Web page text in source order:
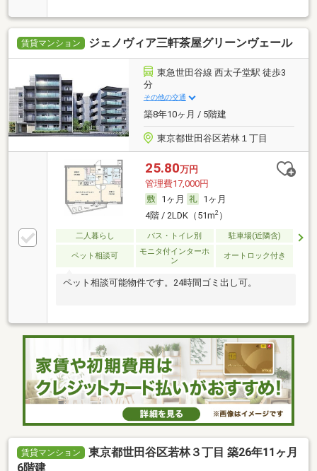
賃貸マンション ジェノヴィア三軒茶屋グリーンヴェール
東急世田谷線 西太子堂駅 徒歩3
分
その他の交通
築8年10ヶ月 / 5階建
東京都世田谷区若林１丁目
25.80万円
管理費17,000円
1ヶ月
1ヶ月
4階 / 2LDK（51m2）
二人暮らし バス・トイレ別 駐車場(近隣含)
ペット相談可
モニタ付インターホ
ン
オートロック付き
ペット相談可能物件です。24時間ゴミ出し可。
賃貸マンション
東京都世田谷区若林３丁目 築26年11ヶ月
6階建